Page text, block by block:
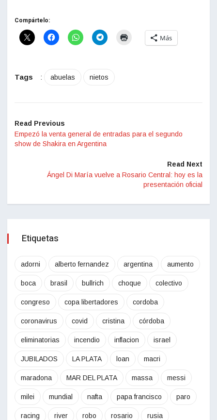
Compártelo:
Más
Tags : abuelas nietos
Read Previous
Empezó la venta general de entradas para el segundo
show de Shakira en Argentina
Read Next
Ángel Di María vuelve a Rosario Central: hoy es la
presentación oficial
Etiquetas
adorni alberto fernandez argentina aumento
boca brasil bullrich choque colectivo
congreso copa libertadores cordoba
coronavirus covid cristina córdoba
eliminatorias incendio inflacion israel
JUBILADOS LA PLATA loan macri
maradona MAR DEL PLATA massa messi
milei mundial nafta papa francisco paro
racing river robo rosario rusia